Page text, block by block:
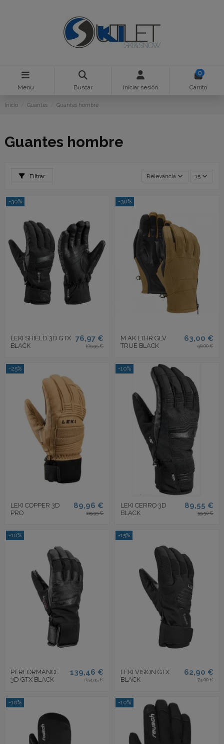
Menu Buscar Iniciar sesión
0
Carrito
Inicio Guantes Guantes hombre
Guantes hombre
Filtrar Relevancia 15
-30%
LEKI SHIELD 3D GTX
BLACK
76,97 €
109,95 €
-30%
M AK LTHR GLV
TRUE BLACK
63,00 €
90,00 €
-25%
LEKI COPPER 3D
PRO
89,96 €
119,95 €
-10%
LEKI CERRO 3D
BLACK
89,55 €
99,50 €
-10%
PERFORMANCE
3D GTX BLACK
139,46 €
154,95 €
-15%
LEKI VISION GTX
BLACK
62,90 €
74,00 €
-10% -10%